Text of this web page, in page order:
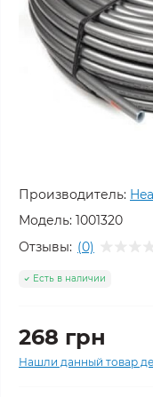
Производитель:
Модель: 1001320
Отзывы: (0)
Есть в наличии
268 грн
Нашли данный товар